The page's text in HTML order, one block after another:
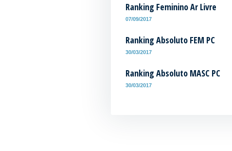
Ranking Feminino Ar Livre
07/09/2017
Ranking Absoluto FEM PC
30/03/2017
Ranking Absoluto MASC PC
30/03/2017